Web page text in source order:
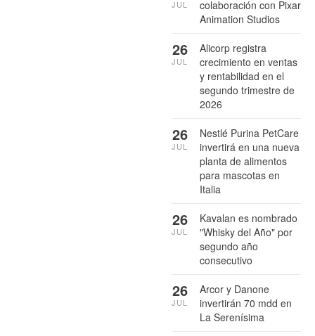
colaboración con Pixar
Animation Studios
JUL
Alicorp registra
crecimiento en ventas
y rentabilidad en el
segundo trimestre de
2026
26
JUL
Nestlé Purina PetCare
invertirá en una nueva
planta de alimentos
para mascotas en
Italia
26
JUL
Kavalan es nombrado
"Whisky del Año" por
segundo año
consecutivo
26
JUL
Arcor y Danone
invertirán 70 mdd en
La Serenísima
26
JUL